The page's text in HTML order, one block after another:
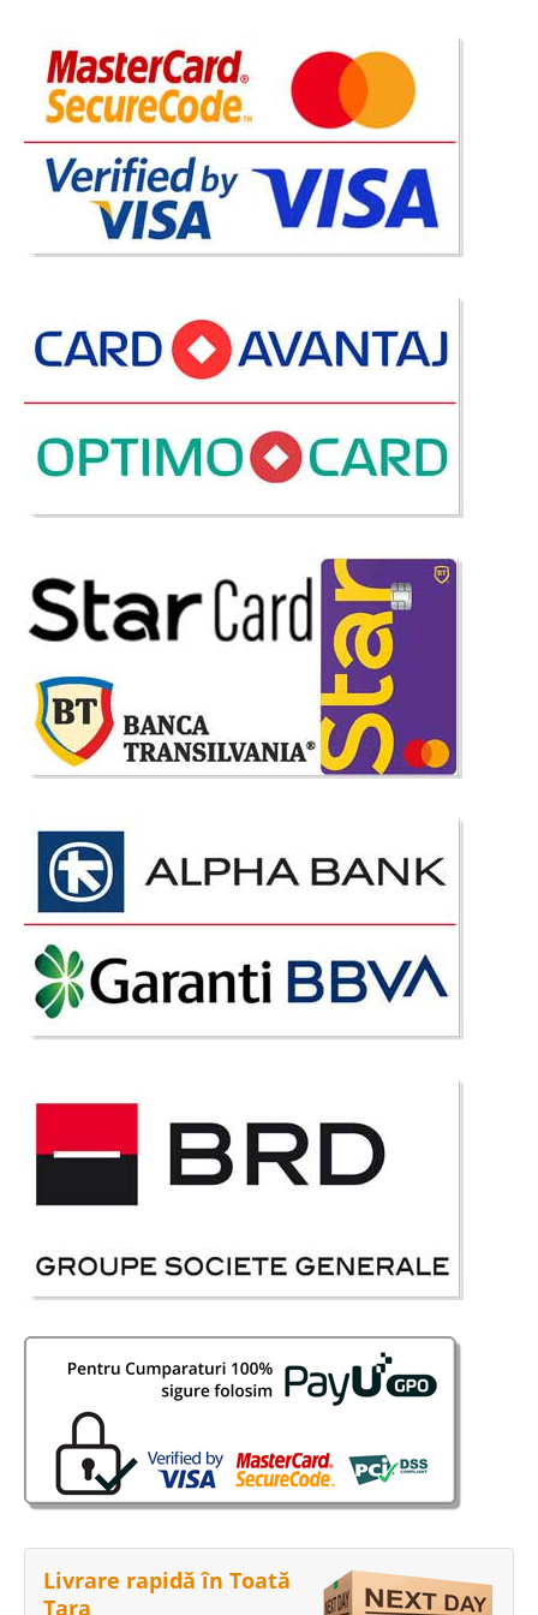
-18%
Masuta Cafea Amber
ofera atat un blat generos pentru asezarea cestilor de cafea dar si un blat
secundar foarte util pentru carti, telefoane sau telecomenzi. Masutele de
cafea din gama Amber se asorteaza cu aproape orice..
Compara
536 Lei
441 Lei
Adauga la Favorite
-23%
Masuta cafea Spirit
Masute de cafea ovale - Spirit - Livrare gratuita Bucuresti Masutele de
cafea din sticla sunt cele mai potrivite pentru amenajarea unui living
modern si elegant. Cumpara masute de cafea direct de la Importator |
Garantam cel mai mic pret atat pentru mese si masute ief..
259 Lei
Adauga la Favorite
-22%
Masuta de cafea ieftina din sticla
neagra Duo
Masute de cafea ieftine cu Transport gratuit Bucuresti – Duo Oferta de
pret, calitatea exceptionala, simplitatea si functionalitatea sunt doar
cateva dintre calitatile masutei de cafea Duo. Masuta de cafea Duo ofera
Compara
Livrare rapidă în Toată
Țara